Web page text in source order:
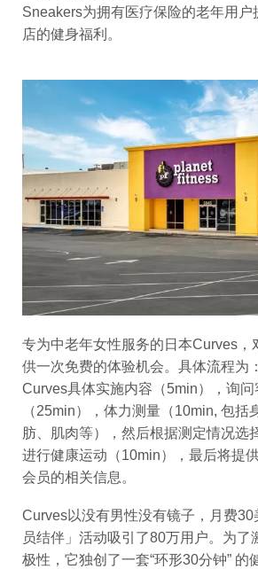
Sneakers为拥有医疗保险的老年用户
店的健身福利。
专为中老年女性服务的日本Curves，
供一次免费的体验机会。具体流程为
Curves具体实施内容（5min），询
（25min），体力测量（10min, 包括
肪、肌肉等），然后根据测定情况选
进行健康运动（10min），最后将提
会员的相关信息。
Curves以没有男性没有镜子，月费30
员结伴」活动吸引了80万用户。为了
极性，它独创了一套“环形30分钟” 的